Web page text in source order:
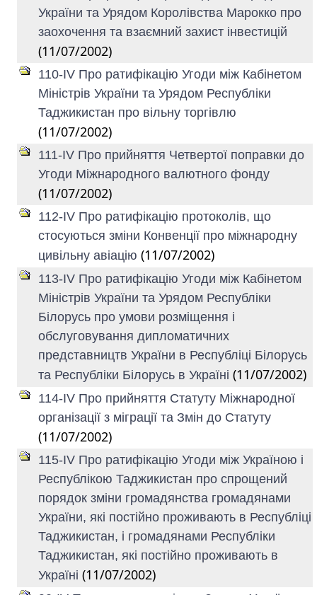
України та Урядом Королівства Марокко про
заохочення та взаємний захист інвестицій
(11/07/2002)
110-IV Про ратифікацію Угоди між Кабінетом
Міністрів України та Урядом Республіки
Таджикистан про вільну торгівлю
(11/07/2002)
111-IV Про прийняття Четвертої поправки до
Угоди Міжнародного валютного фонду
(11/07/2002)
112-IV Про ратифікацію протоколів, що
стосуються зміни Конвенції про міжнародну
цивільну авіацію (11/07/2002)
113-IV Про ратифікацію Угоди між Кабінетом
Міністрів України та Урядом Республіки
Білорусь про умови розміщення і
обслуговування дипломатичних
представництв України в Республіці Білорусь
та Республіки Білорусь в Україні (11/07/2002)
114-IV Про прийняття Статуту Міжнародної
організації з міграції та Змін до Статуту
(11/07/2002)
115-IV Про ратифікацію Угоди між Україною і
Республікою Таджикистан про спрощений
порядок зміни громадянства громадянами
України, які постійно проживають в Республіці
Таджикистан, і громадянами Республіки
Таджикистан, які постійно проживають в
Україні (11/07/2002)